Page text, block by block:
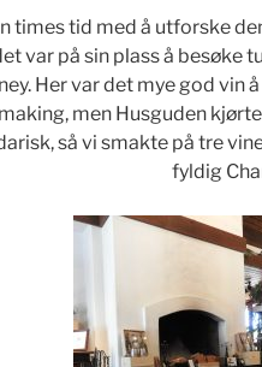
times tid med å utforske
var på sin plass å besøke
Her var det mye god vin
men Husguden
så vi smakte på tre
fyldig